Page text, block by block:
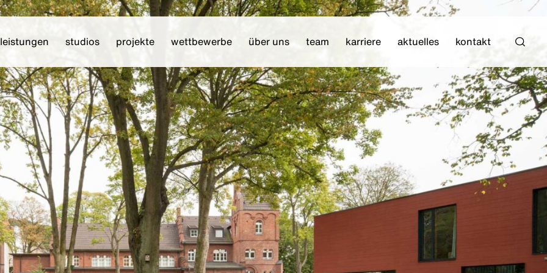
leistungen studios projekte wettbewerbe über uns team karriere aktuelles kontakt